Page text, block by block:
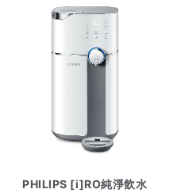
PHILIPS [i]RO純淨飲水